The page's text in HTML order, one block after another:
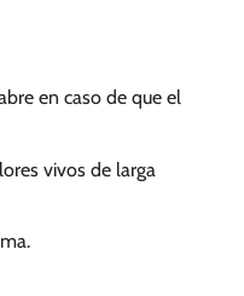
en caso de que el
vivos de larga